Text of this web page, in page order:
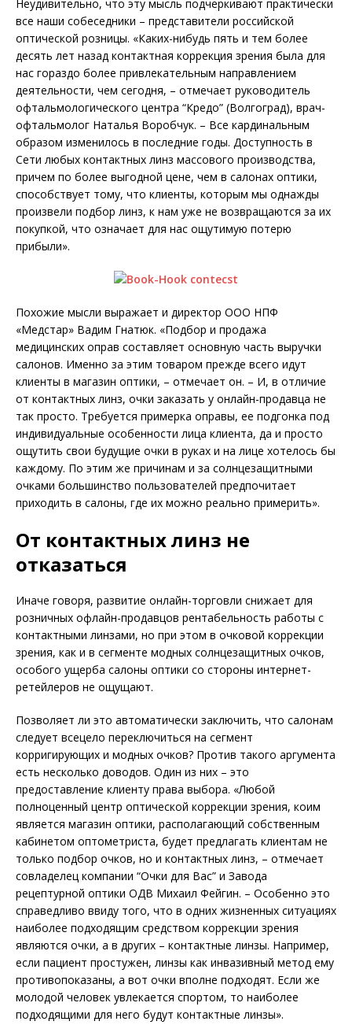
Неудивительно, что эту мысль подчеркивают практически
все наши собеседники – представители российской
оптической розницы. «Каких-нибудь пять и тем более
десять лет назад контактная коррекция зрения была для
нас гораздо более привлекательным направлением
деятельности, чем сегодня, – отмечает руководитель
офтальмологического центра “Кредо” (Волгоград), врач-
офтальмолог Наталья Воробчук. – Все кардинальным
образом изменилось в последние годы. Доступность в
Сети любых контактных линз массового производства,
причем по более выгодной цене, чем в салонах оптики,
способствует тому, что клиенты, которым мы однажды
произвели подбор линз, к нам уже не возвращаются за их
покупкой, что означает для нас ощутимую потерю
прибыли».
Похожие мысли выражает и директор ООО НПФ
«Медстар» Вадим Гнатюк. «Подбор и продажа
медицинских оправ составляет основную часть выручки
салонов. Именно за этим товаром прежде всего идут
клиенты в магазин оптики, – отмечает он. – И, в отличие
от контактных линз, очки заказать у онлайн-продавца не
так просто. Требуется примерка оправы, ее подгонка под
индивидуальные особенности лица клиента, да и просто
ощутить свои будущие очки в руках и на лице хотелось бы
каждому. По этим же причинам и за солнцезащитными
очками большинство пользователей предпочитает
приходить в салоны, где их можно реально примерить».
От контактных линз не
отказаться
Иначе говоря, развитие онлайн-торговли снижает для
розничных офлайн-продавцов рентабельность работы с
контактными линзами, но при этом в очковой коррекции
зрения, как и в сегменте модных солнцезащитных очков,
особого ущерба салоны оптики со стороны интернет-
ретейлеров не ощущают.
Позволяет ли это автоматически заключить, что салонам
следует всецело переключиться на сегмент
корригирующих и модных очков? Против такого аргумента
есть несколько доводов. Один из них – это
предоставление клиенту права выбора. «Любой
полноценный центр оптической коррекции зрения, коим
является магазин оптики, располагающий собственным
кабинетом оптометриста, будет предлагать клиентам не
только подбор очков, но и контактных линз, – отмечает
совладелец компании “Очки для Вас” и Завода
рецептурной оптики ОДВ Михаил Фейгин. – Особенно это
справедливо ввиду того, что в одних жизненных ситуациях
наиболее подходящим средством коррекции зрения
являются очки, а в других – контактные линзы. Например,
если пациент простужен, линзы как инвазивный метод ему
противопоказаны, а вот очки вполне подходят. Если же
молодой человек увлекается спортом, то наиболее
подходящими для него будут контактные линзы».